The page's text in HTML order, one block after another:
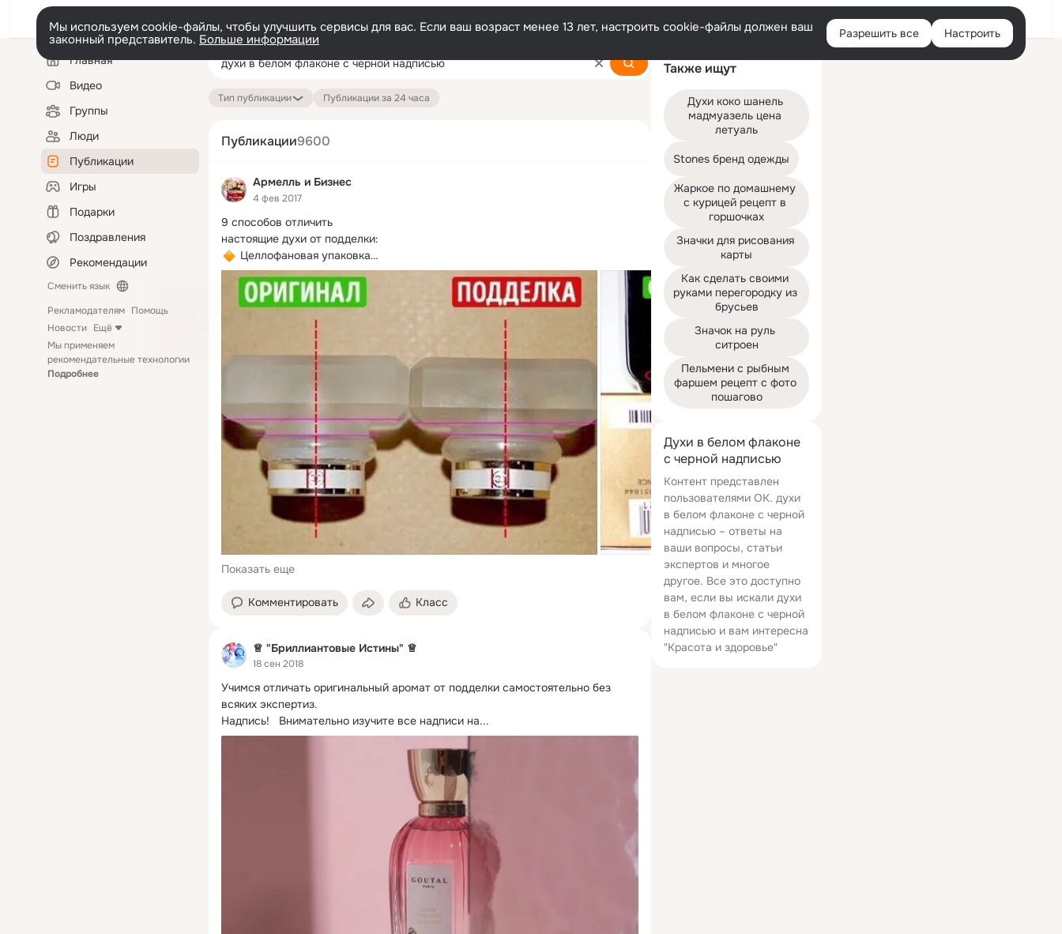
Войти
Мы используем cookie-файлы, чтобы улучшить сервисы для вас. Если ваш возраст менее 13 лет, настроить cookie-файлы должен ваш
законный представитель. Больше информации Разрешить все Настроить
Левая
колонкаГлавная
Видео
Группы
Люди
Публикации
Игры
Подарки
Поздравления
Рекомендации
Сменить язык
Рекламодателям Помощь
Новости Ещё
Мы применяем
рекомендательные технологии
Подробнее
Духи в белом флаконе
с черной надписью
Контент представлен
пользователями ОК. духи
в белом флаконе с черной
надписью – ответы на
ваши вопросы, статьи
экспертов и многое
другое. Все это доступно
вам, если вы искали духи
в белом флаконе с черной
надписью и вам интересна
"Красота и здоровье"
Также ищут
Духи коко шанель
мадмуазель цена
летуаль
Stones бренд одежды
Жаркое по домашнему
с курицей рецепт в
горшочках
Значки для рисования
карты
Как сделать своими
руками перегородку из
брусьев
Значок на руль
ситроен
Пельмени с рыбным
фаршем рецепт с фото
пошагово
Тип публикации
Публикации за 24 часа
Публикации9600
Армелль и Бизнес
4 фев 2017
9 способов отличить
Целлофановая упаковка
Коробочку с оригинальным
парфюмом покрывает плотно натянутый целлофан, который не морщится, не
выпирает
Показать еще
Комментировать Класс
♕ "Бриллиантовые Истины" ♕
18 сен 2018
Учимся отличать оригинальный аромат от подделки самостоятельно без
всяких экспертиз.
Надпись!   Внимательно изучите все надписи на...